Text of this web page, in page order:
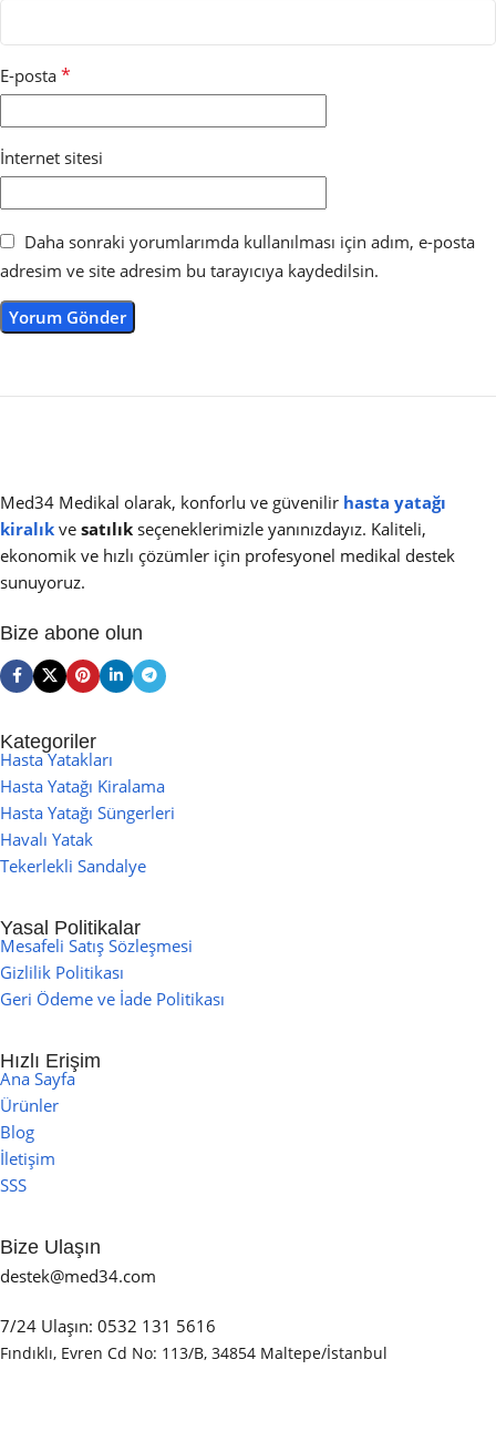
E-posta *
İnternet sitesi
Daha sonraki yorumlarımda kullanılması için adım, e-posta
adresim ve site adresim bu tarayıcıya kaydedilsin.
Med34 Medikal olarak, konforlu ve güvenilir hasta yatağı
kiralık ve satılık seçeneklerimizle yanınızdayız. Kaliteli,
ekonomik ve hızlı çözümler için profesyonel medikal destek
sunuyoruz.
Bize abone olun
Kategoriler
Hasta Yatakları
Hasta Yatağı Kiralama
Hasta Yatağı Süngerleri
Havalı Yatak
Tekerlekli Sandalye
Yasal Politikalar
Mesafeli Satış Sözleşmesi
Gizlilik Politikası
Geri Ödeme ve İade Politikası
Hızlı Erişim
Ana Sayfa
Ürünler
Blog
İletişim
SSS
Bize Ulaşın
destek@med34.com
7/24 Ulaşın: 0532 131 5616
Fındıklı, Evren Cd No: 113/B, 34854 Maltepe/İstanbul